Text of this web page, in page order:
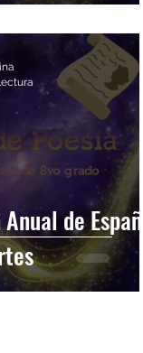
de Español